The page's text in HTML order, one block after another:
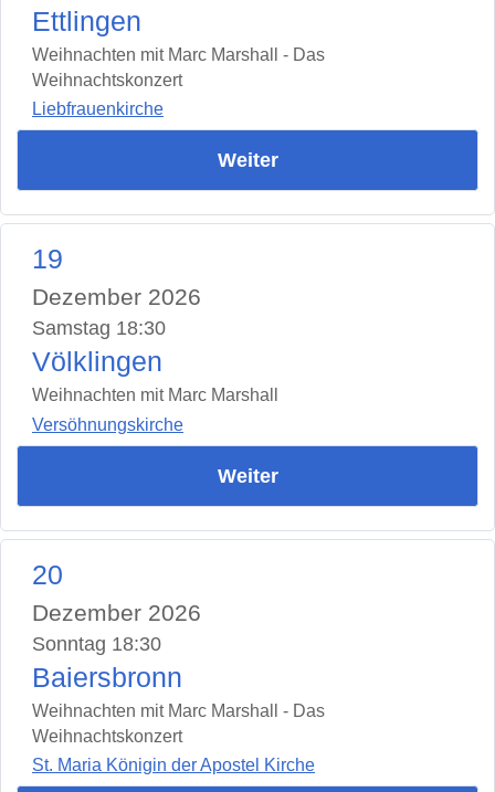
Ettlingen
Weihnachten mit Marc Marshall - Das
Weihnachtskonzert
Liebfrauenkirche
Weiter
19
Dezember 2026
Samstag 18:30
Völklingen
Weihnachten mit Marc Marshall
Versöhnungskirche
Weiter
20
Dezember 2026
Sonntag 18:30
Baiersbronn
Weihnachten mit Marc Marshall - Das
Weihnachtskonzert
St. Maria Königin der Apostel Kirche